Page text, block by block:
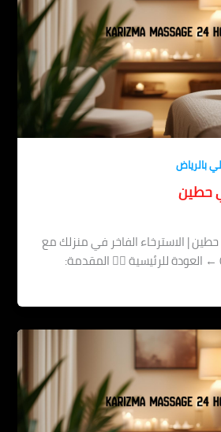
بالرياض
حطين
| الاسترخاء الفاخر في منزلك مع
كاريزما 0576809243 ← العودة للرئيسية 💆‍♂️ المقدمة: